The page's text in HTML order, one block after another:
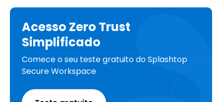
Acesso Zero Trust
Simplificado
Comece o seu teste gratuito do Splashtop
Secure Workspace